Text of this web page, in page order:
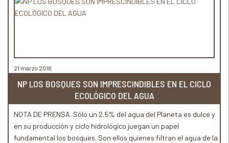
21 marzo 2016
NP LOS BOSQUES SON IMPRESCINDIBLES EN EL CICLO
ECOLÓGICO DEL AGUA
NOTA DE PRENSA. Sólo un 2,5% del agua del Planeta es dulce y
en su producción y ciclo hidrológico juegan un papel
fundamental los bosques. Son ellos quienes filtran el agua de la